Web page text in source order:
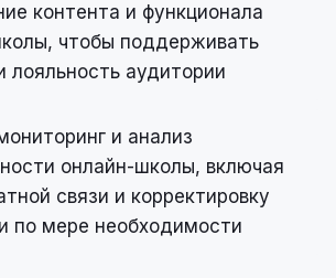
контента и функционала
чтобы поддерживать
лояльность аудитории
и анализ
онлайн-школы, включая
связи и корректировку
по мере необходимости